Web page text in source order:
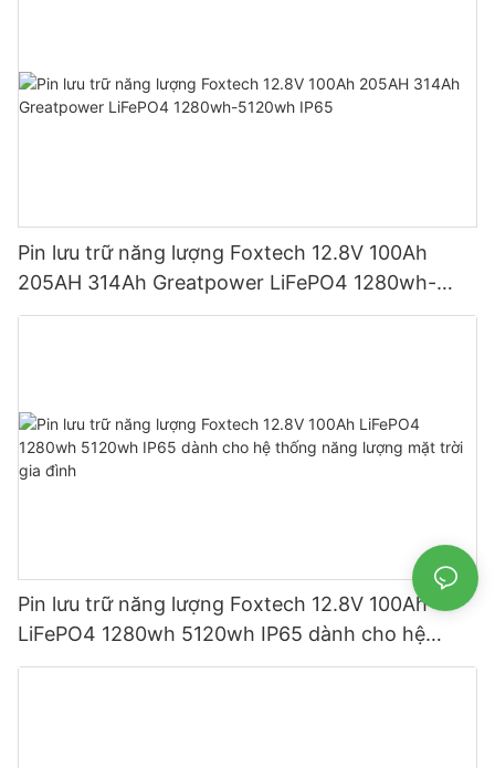
Pin lưu trữ năng lượng Foxtech 12.8V 100Ah
205AH 314Ah Greatpower LiFePO4 1280wh-
5120wh IP65
Pin lưu trữ năng lượng Foxtech 12.8V 100Ah
LiFePO4 1280wh 5120wh IP65 dành cho hệ
thống năng lượng mặt trời gia đình